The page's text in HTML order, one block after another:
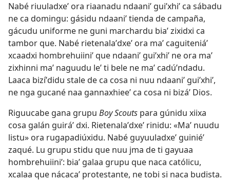
Nabé riuuladxeʼ ora riaanadu ndaaniʼ guiʼxhiʼ ca sábadu
ne ca domingu: gásidu ndaaniʼ tienda de campaña,
gácudu uniforme ne guni marchardu biaʼ zixidxi ca
tambor que. Nabé rietenalaʼdxeʼ ora maʼ caguiteniáʼ
xcaadxi hombrehuiiniʼ que ndaaniʼ guiʼxhiʼ ne ora maʼ
zixhinni maʼ naguudu leʼ ti bele ne maʼ cadúʼndadu.
Laaca bizíʼdidu stale de ca cosa ni nuu ndaaniʼ guiʼxhiʼ,
ne nga gucané naa gannaxhieeʼ ca cosa ni bizáʼ Dios.
Riguucabe gana grupu Boy Scouts para gúnidu xiixa
cosa galán guiráʼ dxi. Rietenalaʼdxeʼ rinidu: «Maʼ nuudu
listu» ora rugapadiúxidu. Nabé guyuuladxeʼ guiniéʼ
zaqué. Lu grupu stidu que nuu jma de ti gayuaa
hombrehuiiniʼ: biaʼ galaa grupu que naca católicu,
xcalaa que nácacaʼ protestante, ne tobi si naca budista.